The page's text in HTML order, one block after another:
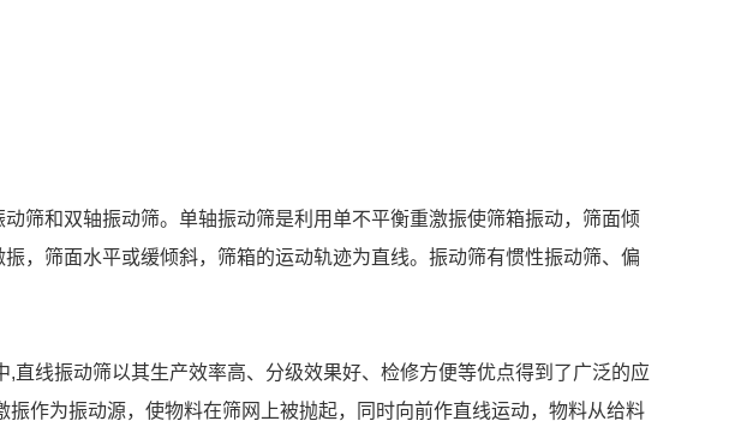
筛和双轴振动筛。单轴振动筛是利用单不平衡重激振使筛箱振动，筛面倾
，筛面水平或缓倾斜，筛箱的运动轨迹为直线。振动筛有惯性振动筛、偏
线振动筛以其生产效率高、分级效果好、检修方便等优点得到了广泛的应
作为振动源，使物料在筛网上被抛起，同时向前作直线运动，物料从给料